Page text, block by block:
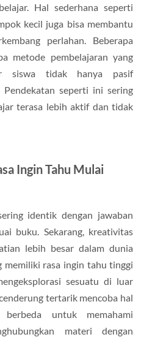
Hal sederhana seperti
kecil juga bisa membantu
perlahan. Beberapa
metode pembelajaran yang
siswa tidak hanya pasif
Pendekatan seperti ini sering
terasa lebih aktif dan tidak
Ingin Tahu Mulai
identik dengan jawaban
buku. Sekarang, kreativitas
lebih besar dalam dunia
memiliki rasa ingin tahu tinggi
sesuatu di luar
tertarik mencoba hal
untuk memahami
materi dengan